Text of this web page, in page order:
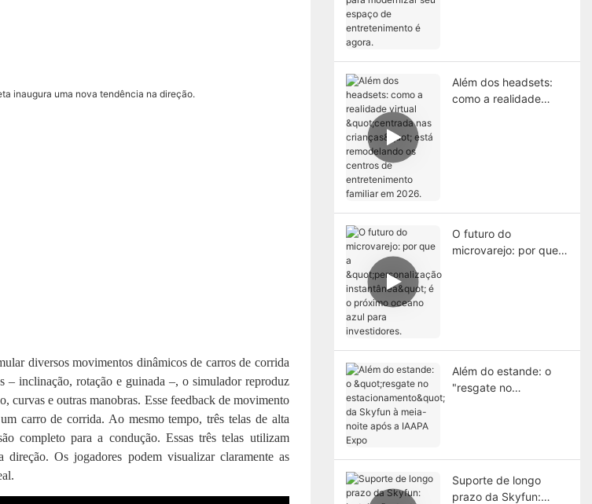
diversos movimentos dinâmicos de carros de corrida
– inclinação, rotação e guinada –, o simulador reproduz
curvas e outras manobras. Esse feedback de movimento
carro de corrida. Ao mesmo tempo, três telas de alta
completo para a condução. Essas três telas utilizam
direção. Os jogadores podem visualizar claramente as
Além dos headsets:
como a realidade
O futuro do
microvarejo: por que a
Além do estande: o
"resgate no
Suporte de longo
prazo da Skyfun: